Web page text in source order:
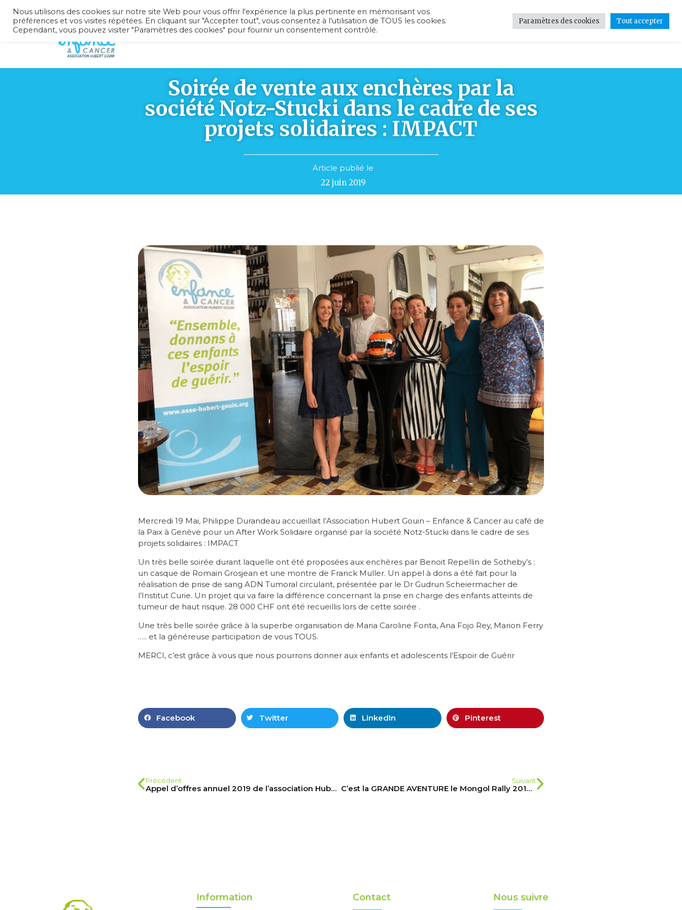
L’association Recherche médicale
Soirée de vente aux enchères par la
société Notz-Stucki dans le cadre de ses
projets solidaires : IMPACT
Article publié le
22 juin 2019
Mercredi 19 Mai, Philippe Durandeau accueillait l’Association Hubert Gouin – Enfance & Cancer au café de
la Paix à Genève pour un After Work Solidaire organisé par la société Notz-Stucki dans le cadre de ses
projets solidaires : IMPACT
Un très belle soirée durant laquelle ont été proposées aux enchères par Benoit Repellin de Sotheby’s :
un casque de Romain Grosjean et une montre de Franck Muller. Un appel à dons a été fait pour la
réalisation de prise de sang ADN Tumoral circulant, présentée par le Dr Gudrun Scheiermacher de
l’Institut Curie. Un projet qui va faire la différence concernant la prise en charge des enfants atteints de
tumeur de haut risque. 28 000 CHF ont été recueillis lors de cette soirée .
Une très belle soirée grâce à la superbe organisation de Maria Caroline Fonta, Ana Fojo Rey, Marion Ferry
….. et la généreuse participation de vous TOUS.
MERCI, c’est grâce à vous que nous pourrons donner aux enfants et adolescents l’Espoir de Guérir
Facebook Twitter LinkedIn Pinterest
Précédent
Appel d’offres annuel 2019 de l’association Hubert Gouin – Enfance & Cancer
Suivant
C’est la GRANDE AVENTURE le Mongol Rally 2019 avec les 2 cousins !
Information Contact Nous suivre
Nous utilisons des cookies sur notre site Web pour vous offrir l'expérience la plus pertinente en mémorisant vos
préférences et vos visites répétées. En cliquant sur "Accepter tout", vous consentez à l'utilisation de TOUS les cookies.
Cependant, vous pouvez visiter "Paramètres des cookies" pour fournir un consentement contrôlé.
Paramètres des cookies Tout accepter